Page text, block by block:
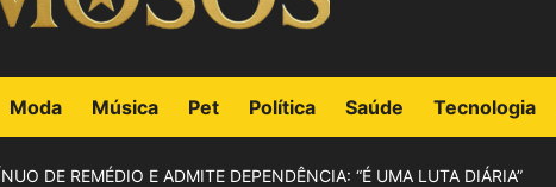
Moda Música Pet Política Saúde Tecnologia
DE REMÉDIO E ADMITE DEPENDÊNCIA: “É UMA LUTA DIÁRIA”